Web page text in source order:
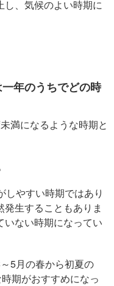
、気候のよい時期に
年のうちでどの時
満になるような時期と
しやすい時期ではあり
生することもありま
ない時期になってい
5月の春から初夏の
期がおすすめになっ